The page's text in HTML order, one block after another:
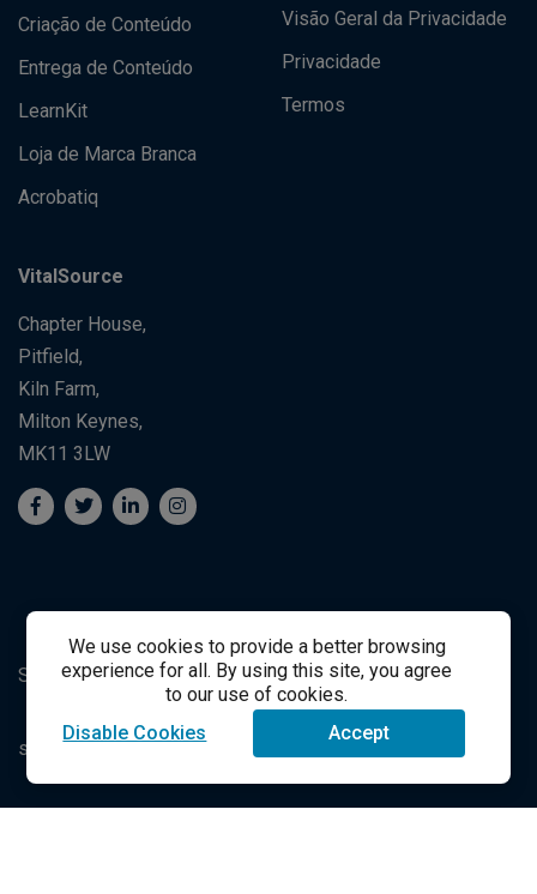
We use cookies to provide a better browsing
experience for all. By using this site, you agree
to our use of cookies.
Disable Cookies
Accept
Criação de Conteúdo
Entrega de Conteúdo
LearnKit
Loja de Marca Branca
Acrobatiq
Visão Geral da Privacidade
Privacidade
Termos
VitalSource
Chapter House,
Pitfield,
Kiln Farm,
Milton Keynes,
MK11 3LW
Suporte ao Estudante Student Support
success@vitalsource.com